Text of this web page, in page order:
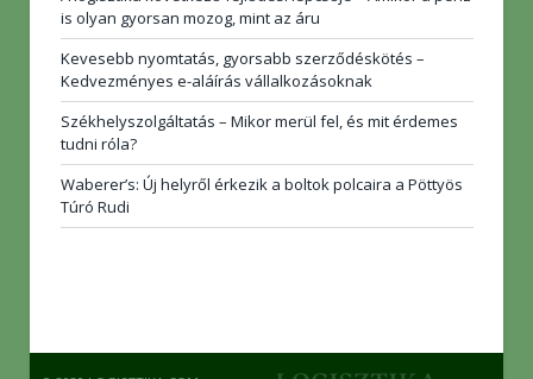
is olyan gyorsan mozog, mint az áru
Kevesebb nyomtatás, gyorsabb szerződéskötés –
Kedvezményes e-aláírás vállalkozásoknak
Székhelyszolgáltatás – Mikor merül fel, és mit érdemes
tudni róla?
Waberer’s: Új helyről érkezik a boltok polcaira a Pöttyös
Túró Rudi